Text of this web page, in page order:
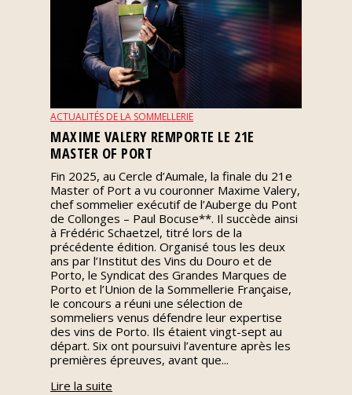
Reportages
Nos
événements
Spiritueux
Notes
de
dégustation
Sommelleries
Le
magazine
Télécharger
la
Revue
ACTUALITÉS DE LA SOMMELLERIE
MAXIME VALERY REMPORTE LE 21E
MASTER OF PORT
Fin 2025, au Cercle d’Aumale, la finale du 21e
Master of Port a vu couronner Maxime Valery,
chef sommelier exécutif de l’Auberge du Pont
de Collonges – Paul Bocuse**. Il succède ainsi
à Frédéric Schaetzel, titré lors de la
précédente édition. Organisé tous les deux
ans par l’Institut des Vins du Douro et de
Porto, le Syndicat des Grandes Marques de
Porto et l’Union de la Sommellerie Française,
le concours a réuni une sélection de
sommeliers venus défendre leur expertise
des vins de Porto. Ils étaient vingt-sept au
départ. Six ont poursuivi l’aventure après les
premières épreuves, avant que...
Lire la suite